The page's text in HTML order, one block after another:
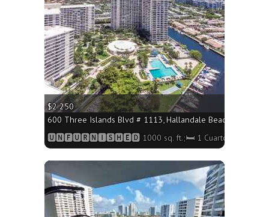
$2 250
600 Three Islands Blvd # 1113, Hallandale Beach FL
🆄🅽🅵🆄🆁🅽🅸🆂🅷🅴🅳 1000 sq. ft.;🛏 1 Cuarto/🛁2 Baños
More